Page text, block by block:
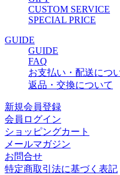
CUSTOM SERVICE
SPECIAL PRICE
GUIDE
GUIDE
FAQ
お支払い・配送につ
返品・交換について
新規会員登録
会員ログイン
ショッピングカート
メールマガジン
お問合せ
特定商取引法に基づく表記